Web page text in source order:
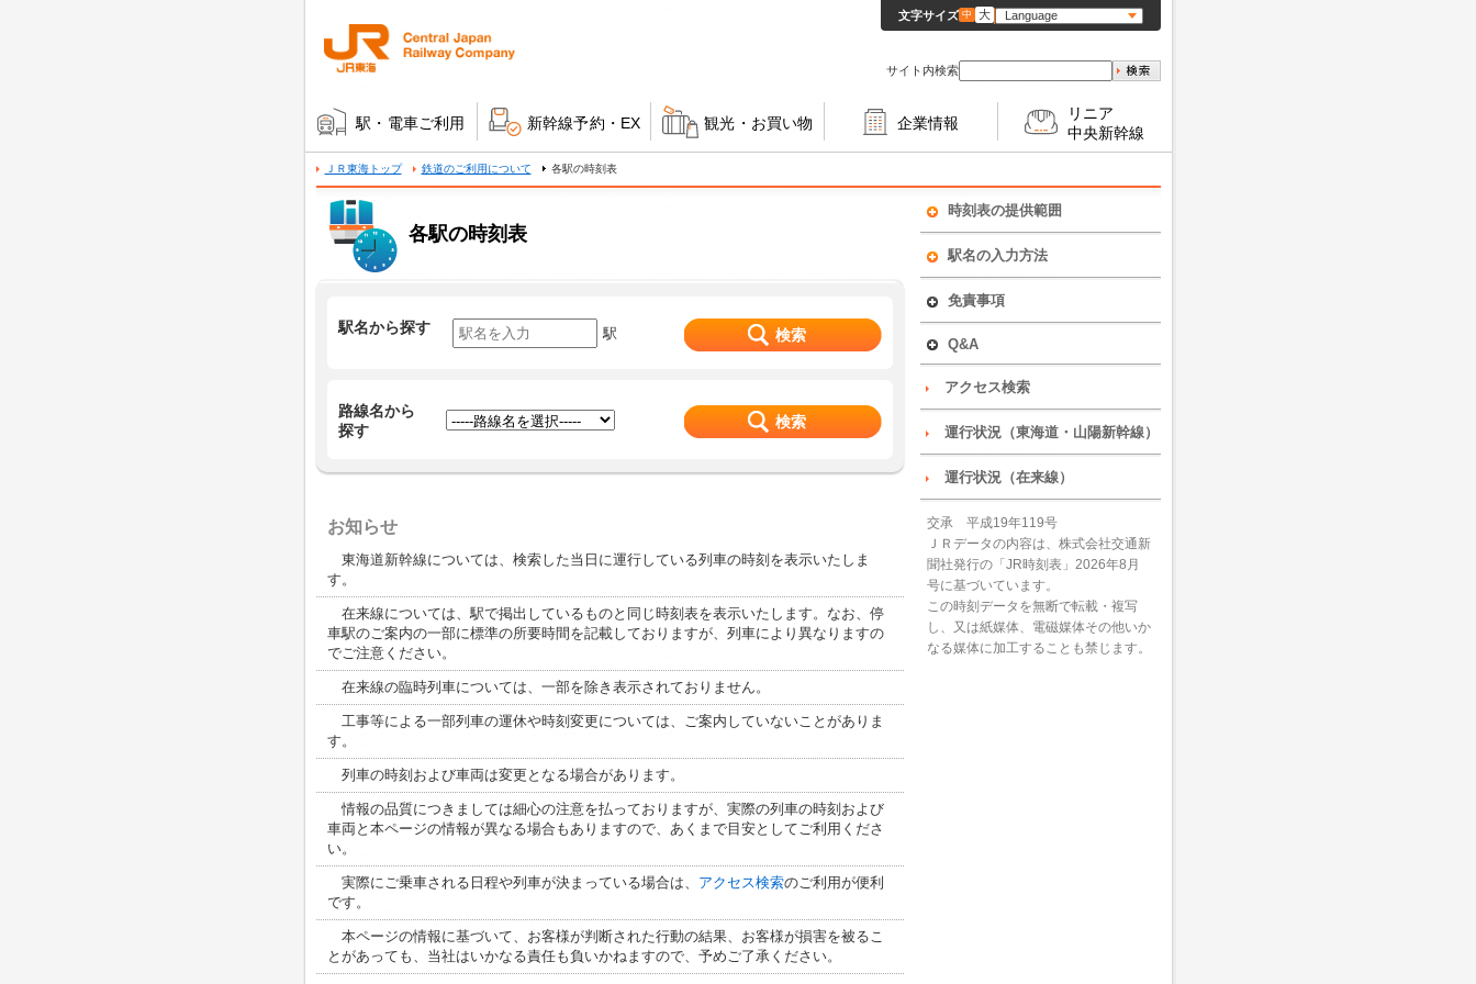
文字サイズ 中 大 Language
サイト内検索
駅・電車ご利用 新幹線予約・EX 観光・お買い物 企業情報
リニア
中央新幹線
ＪＲ東海トップ 鉄道のご利用について 各駅の時刻表
各駅の時刻表
駅名から探す 駅 検索
路線名から
探す
検索
お知らせ
東海道新幹線については、検索した当日に運行している列車の時刻を表示いたしま
す。
在来線については、駅で掲出しているものと同じ時刻表を表示いたします。なお、停
車駅のご案内の一部に標準の所要時間を記載しておりますが、列車により異なりますの
でご注意ください。
在来線の臨時列車については、一部を除き表示されておりません。
工事等による一部列車の運休や時刻変更については、ご案内していないことがありま
す。
列車の時刻および車両は変更となる場合があります。
情報の品質につきましては細心の注意を払っておりますが、実際の列車の時刻および
車両と本ページの情報が異なる場合もありますので、あくまで目安としてご利用くださ
い。
実際にご乗車される日程や列車が決まっている場合は、 アクセス検索のご利用が便利
です。
本ページの情報に基づいて、お客様が判断された行動の結果、お客様が損害を被るこ
とがあっても、当社はいかなる責任も負いかねますので、予めご了承ください。
時刻表の提供範囲
東海道新幹線（東京～新大阪）
中央本線（名古屋～塩尻）
垣～美濃赤坂）
太多線（多治見～美濃太田）
御殿場線（国府津～沼津）
関西本線（名古屋～亀山）
身延線（富士～甲府）
紀勢本線（亀山～新宮）
飯田線（豊橋～辰野）
名松線（松阪～伊勢奥津）
武豊線（武豊～大府）
駅名の入力方法
・駅名から探すは、直接駅名を入力し
・漢字もしくはひらがなで入力してく
ださい。
免責事項
情報の品質につきましては細心の
注意を払っておりますが、実際の
列車の時刻および車両と本ページ
の情報が異なる場合もありますの
で、あくまで目安としてご利用く
ださい。
列車の時刻および車両は変更とな
る場合があります。
本ページの情報に基づいて、お客
様が判断された行動の結果、お客
様が損害を被ることがあっても、
当社はいかなる責任も負いかねま
すので、予めご了承ください。
Q&A
Q:どのような時刻表を見ることが
できますか
A:東海道新幹線については、検索
した当日から1ヶ月先までの列車
の運行時刻をご覧いただけます。
いるものと同じ時刻表をご覧いた
だけます。
Q:表示内容がおかしいのですが。
A:駅や日付、内容などをこちらま
でお知らせいただければ幸いで
す。
アクセス検索
運行状況（東海道・山陽新幹線）
運行状況（在来線）
交承 平成19年119号
ＪＲデータの内容は、株式会社交通新
聞社発行の「JR時刻表」2026年8月
号に基づいています。
この時刻データを無断で転載・複写
し、又は紙媒体、電磁媒体その他いか
なる媒体に加工することも禁じます。